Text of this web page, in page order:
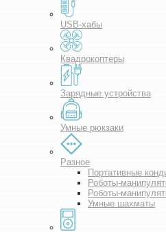
USB-хабы
Квадрокоптеры
Зарядные устройства
Умные рюкзаки
Разное
Портативные
Роботы-
Роботы-
Умные шахматы